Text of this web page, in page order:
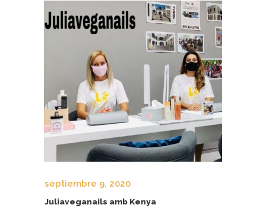
septiembre 9, 2020
Juliaveganails amb Kenya